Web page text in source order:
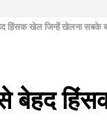
हिंसक खेल जिन्हें खेलना सबके
बेहद